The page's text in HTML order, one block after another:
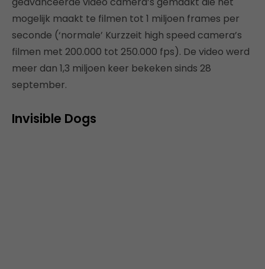
mogelijk maakt te filmen tot 1 miljoen frames per
seconde (‘normale’ Kurzzeit high speed camera’s
filmen met 200.000 tot 250.000 fps). De video werd
meer dan 1,3 miljoen keer bekeken sinds 28
september.
Invisible Dogs